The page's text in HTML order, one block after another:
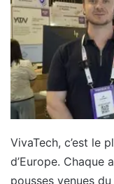
VivaTech, c’est le
d’Europe. Chaque
pousses venues